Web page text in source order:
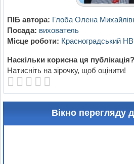
ПІБ автора: Глоба Олена
Посада: вихователь
Місце роботи: Красноградський
Наскільки корисна ця публікація?
Натисніть на зірочку, щоб оцінити!
Вікно перегляду